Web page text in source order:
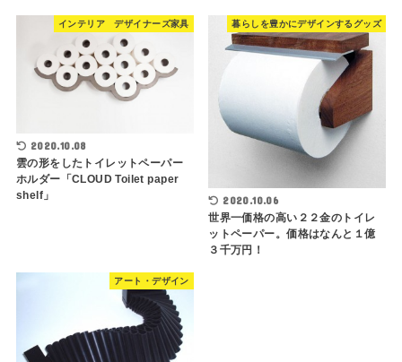
インテリア デザイナーズ家具
2020.10.08
雲の形をしたトイレットペーパー
ホルダー「CLOUD Toilet paper
shelf」
暮らしを豊かにデザインするグッズ
2020.10.06
世界一価格の高い２２金のトイレ
ットペーパー。価格はなんと１億
３千万円！
アート・デザイン